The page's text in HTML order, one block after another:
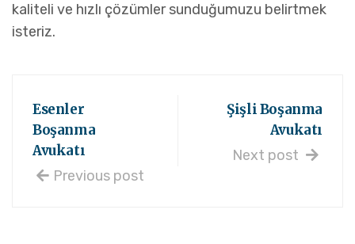
kaliteli ve hızlı çözümler sunduğumuzu belirtmek
isteriz.
Esenler
Boşanma
Avukatı
Previous post
Şişli Boşanma
Avukatı
Next post